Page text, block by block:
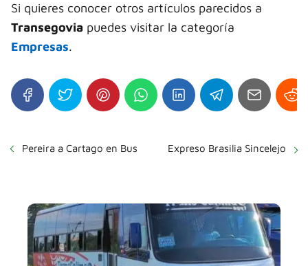
Si quieres conocer otros artículos parecidos a
Transegovia puedes visitar la categoría
Empresas.
Pereira a Cartago en Bus Expreso Brasilia Sincelejo